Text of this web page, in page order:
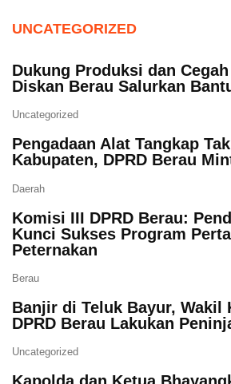
UNCATEGORIZED
Dukung Produksi dan
Diskan Berau Salurkan
Uncategorized
Pengadaan Alat Tangkap
Kabupaten, DPRD Berau
Daerah
Komisi III DPRD Berau:
Kunci Sukses Program
Peternakan
Berau
Banjir di Teluk Bayur, Wakil
DPRD Berau Lakukan
Uncategorized